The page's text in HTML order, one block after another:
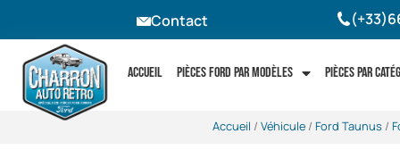
Contact
Accueil Pièces Ford par modèles Pièces par
Accueil / Véhicule/ Ford Taunus/